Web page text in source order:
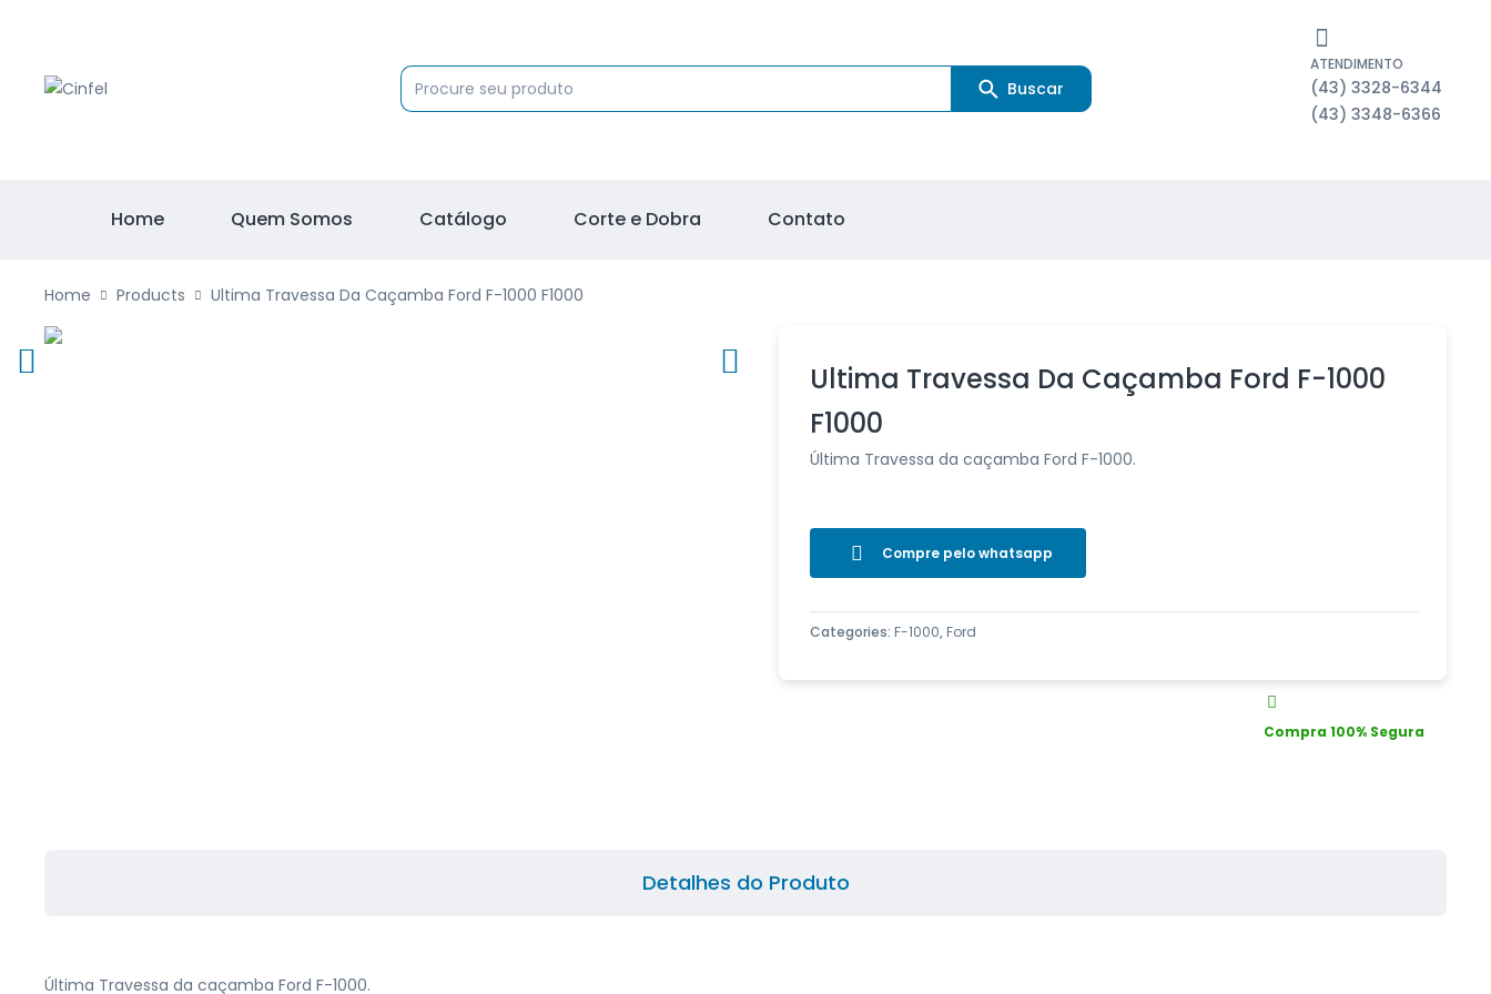
Buscar
ATENDIMENTO
(43) 3328-6344
(43) 3348-6366
Home Quem Somos Catálogo Corte e Dobra Contato
Home Products Ultima Travessa Da Caçamba Ford F-1000 F1000
Ultima Travessa Da Caçamba Ford F-1000
F1000
Última Travessa da caçamba Ford F-1000.
Compre pelo whatsapp
Categories: F-1000, Ford
Compra 100% Segura
Detalhes do Produto
Última Travessa da caçamba Ford F-1000.